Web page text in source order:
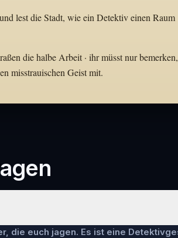
lest die Stadt, wie ein Detektiv einen Raum
die halbe Arbeit · ihr müsst nur bemerken,
misstrauischen Geist mit.
die euch jagen. Es ist eine